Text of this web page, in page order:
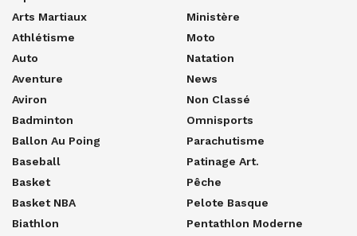
Arts Martiaux
Athlétisme
Auto
Aventure
Aviron
Badminton
Ballon Au Poing
Baseball
Basket
Basket NBA
Biathlon
Ministère
Moto
Natation
News
Non Classé
Omnisports
Parachutisme
Patinage Art.
Pêche
Pelote Basque
Pentathlon Moderne